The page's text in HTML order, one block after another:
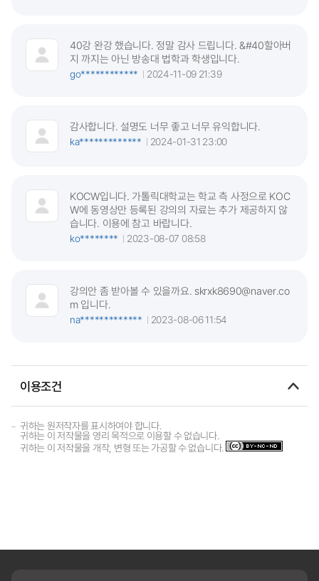
40강 완강 했습니다. 정말 감사 드립니다. &#40할아버
지 까지는 아닌 방송대 법학과 학생입니다.
go************
2024-11-09 21:39
감사합니다. 설명도 너무 좋고 너무 유익합니다.
ka*************
2024-01-31 23:00
KOCW입니다. 가톨릭대학교는 학교 측 사정으로 KOC
W에 동영상만 등록된 강의의 자료는 추가 제공하지 않
습니다. 이용에 참고 바랍니다.
ko********
2023-08-07 08:58
강의안 좀 받아볼 수 있을까요. skrxk8690@naver.co
m 입니다.
na*************
2023-08-06 11:54
이용조건
귀하는 원저작자를 표시하여야 합니다.
귀하는 이 저작물을 영리 목적으로 이용할 수 없습니다.
귀하는 이 저작물을 개작, 변형 또는 가공할 수 없습니다.